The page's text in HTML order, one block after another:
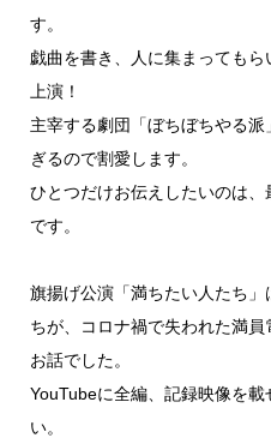
す。
戯曲を書き、人に集まっても
上演！
主宰する劇団「ぼちぼちやる
ぎるので割愛します。
ひとつだけお伝えしたいのは
です。
旗揚げ公演「満ちたい人たち
ちが、コロナ禍で失われた満
お話でした。
YouTubeに全編、記録映像を
い。